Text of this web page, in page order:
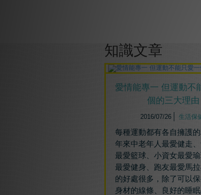
知識文章
愛情能專一 但運動不
個的三大理由
2016/07/26 生活保
每種運動都有各自擁護
年來中老年人最愛健走
最愛籃球、小資女最愛
最愛健身、跑友最愛馬
的好處很多，除了可以保
身材的線條、良好的睡